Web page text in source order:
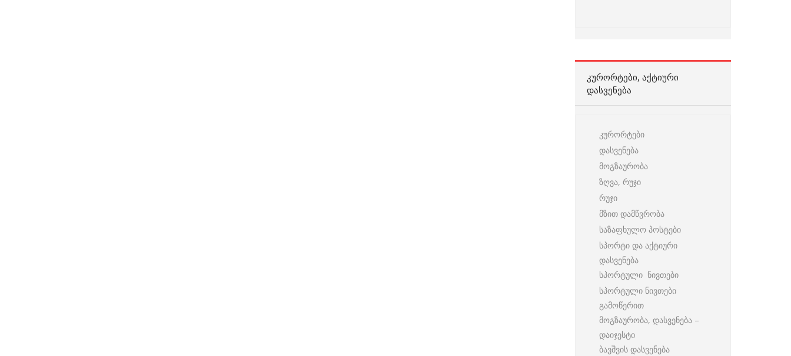
ᲙᲣᲠᲝᲠᲢᲔᲑᲘ, ᲐᲥᲢᲘᲣᲠᲘ
ᲓᲐᲡᲕᲔᲜᲔᲑᲐ
კურორტები
დასვენება
მოგზაურობა
ზღვა, რუჯი
რუჯი
მზით დამწვრობა
საზაფხულო პოსტები
სპორტი და აქტიური
დასვენება
სპორტული ნივთები
სპორტული ნივთები
გამოწერით
მოგზაურობა, დასვენება –
დაიჯესტი
ბავშვის დასვენება